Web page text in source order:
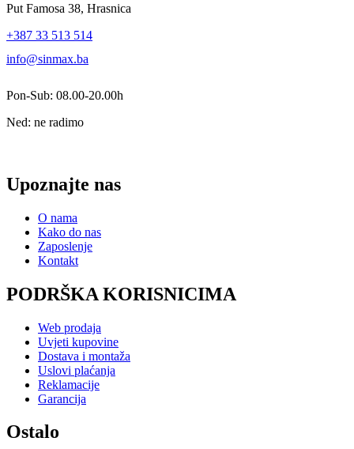
Put Famosa 38, Hrasnica
+387 33 513 514
info@sinmax.ba
Pon-Sub: 08.00-20.00h
Ned: ne radimo
Upoznajte nas
O nama
Kako do nas
Zaposlenje
Kontakt
PODRŠKA KORISNICIMA
Web prodaja
Uvjeti kupovine
Dostava i montaža
Uslovi plaćanja
Reklamacije
Garancija
Ostalo